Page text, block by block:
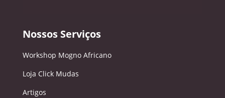
Nossos Serviços
Workshop Mogno Africano
Loja Click Mudas
Artigos